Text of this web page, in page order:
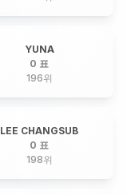
YUNA
0 표
196위
LEE CHANGSUB
0 표
198위